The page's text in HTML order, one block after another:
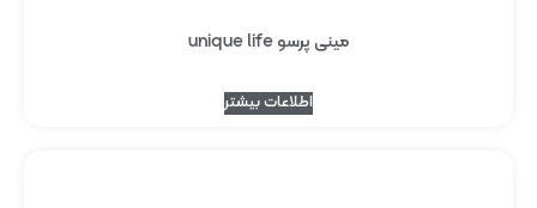
مینی پرسو unique life
اطلاعات بیشتر